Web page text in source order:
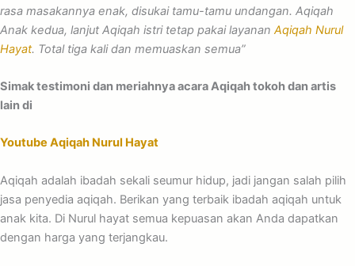
rasa masakannya enak, disukai tamu-tamu undangan. Aqiqah
Anak kedua, lanjut Aqiqah istri tetap pakai layanan Aqiqah Nurul
Hayat. Total tiga kali dan memuaskan semua”
Simak testimoni dan meriahnya acara Aqiqah tokoh dan artis
lain di
Youtube Aqiqah Nurul Hayat
Aqiqah adalah ibadah sekali seumur hidup, jadi jangan salah pilih
jasa penyedia aqiqah. Berikan yang terbaik ibadah aqiqah untuk
anak kita. Di Nurul hayat semua kepuasan akan Anda dapatkan
dengan harga yang terjangkau.